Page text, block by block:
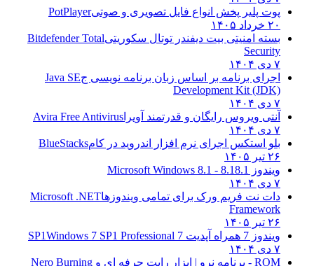
پوت پلیر پخش انواع فایل تصویری و صوتیPotPlayer
۲۰ خرداد ۱۴۰۵
بسته امنیتی بیت دیفندر توتال سکوریتیBitdefender Total
Security
۷ دی ۱۴۰۴
اجرای برنامه بر اساس زبان برنامه نویسی جJava SE
Development Kit (JDK)
۷ دی ۱۴۰۴
آنتی ویروس رایگان و قدرتمند آویرا Avira Free Antivirus
۷ دی ۱۴۰۴
بلو استکس اجرای نرم افزار اندروید در کامBlueStacks
۲۶ تیر ۱۴۰۵
ویندوز 8.1
8.1 - Microsoft Windows 8.1
۷ دی ۱۴۰۴
دات نت فریم ورک برای تمامی ویندوزهاMicrosoft .NET
Framework
۲۶ تیر ۱۴۰۵
ویندوز 7 همراه آپدیت 7 SP1
Windows 7 SP1 Professional
۷ دی ۱۴۰۴
ROM - برنامه نرو | ابزار رایت حرفه ای و
Nero Burning